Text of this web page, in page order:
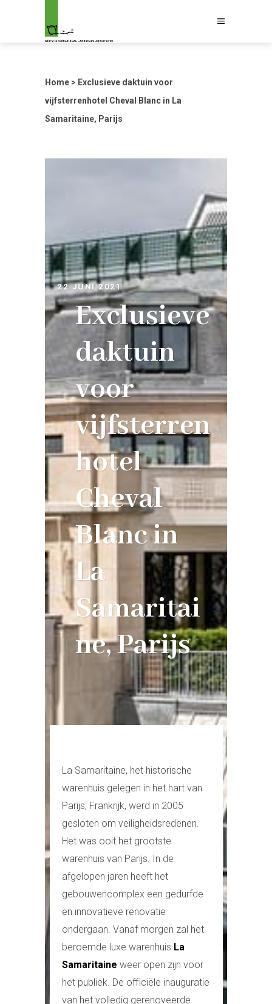
Home > Exclusieve daktuin voor
vijfsterrenhotel Cheval Blanc in La
Samaritaine, Parijs
22 JUNI 2021
Exclusieve
daktuin
voor
vijfsterren
hotel
Cheval
Blanc in
La
Samaritai
ne, Parijs
La Samaritaine, het historische
warenhuis gelegen in het hart van
Parijs, Frankrijk, werd in 2005
gesloten om veiligheidsredenen.
Het was ooit het grootste
warenhuis van Parijs. In de
afgelopen jaren heeft het
gebouwencomplex een gedurfde
en innovatieve renovatie
ondergaan. Vanaf morgen zal het
beroemde luxe warenhuis La
Samaritaine weer open zijn voor
het publiek. De officiële inauguratie
van het volledig gerenoveerde